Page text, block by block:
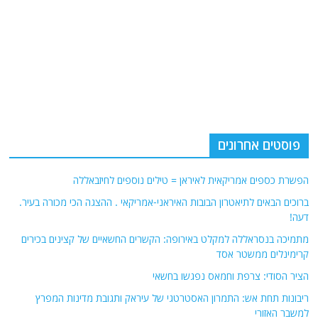
פוסטים אחרונים
הפשרת כספים אמריקאית לאיראן = טילים נוספים לחיזבאללה
ברוכים הבאים לתיאטרון הבובות האיראני-אמריקאי . ההצגה הכי מכורה בעיר.
דעה!
מתמיכה בנסראללה למקלט באירופה: הקשרים החשאיים של קצינים בכירים
קרימינלים ממשטר אסד
הציר הסודי: צרפת וחמאס נפגשו בחשאי
ריבונות תחת אש: התמרון האסטרטגי של עיראק ותגובת מדינות המפרץ
למשבר האזורי